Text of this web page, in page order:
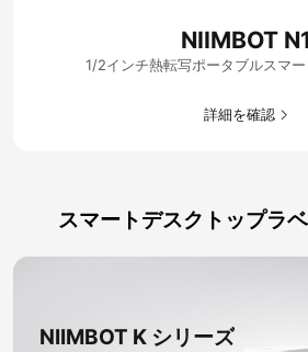
NIIMBOT N1
1/2インチ熱転写ポータブルスマ
詳細を確認​
スマートデスクトップラ
NIIMBOT K シリーズ​